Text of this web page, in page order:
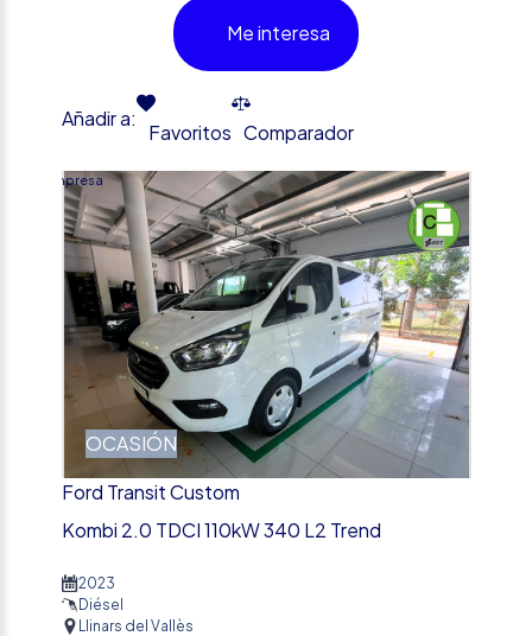
Me interesa
Añadir a:
Favoritos Comparador
OCASIÓN
Empresa
Ford Transit Custom
Kombi 2.0 TDCI 110kW 340 L2 Trend
2023
Diésel
Llinars del Vallès